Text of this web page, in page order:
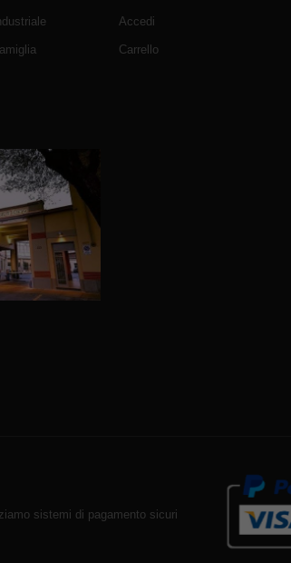
Accedi
Carrello
sistemi di pagamento sicuri